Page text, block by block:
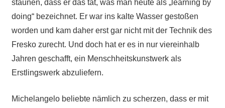
staunen, dass er das tat, was man heute als „learning by
doing“ bezeichnet. Er war ins kalte Wasser gestoßen
worden und kam daher erst gar nicht mit der Technik des
Fresko zurecht. Und doch hat er es in nur viereinhalb
Jahren geschafft, ein Menschheitskunstwerk als
Erstlingswerk abzuliefern.
Michelangelo beliebte nämlich zu scherzen, dass er mit